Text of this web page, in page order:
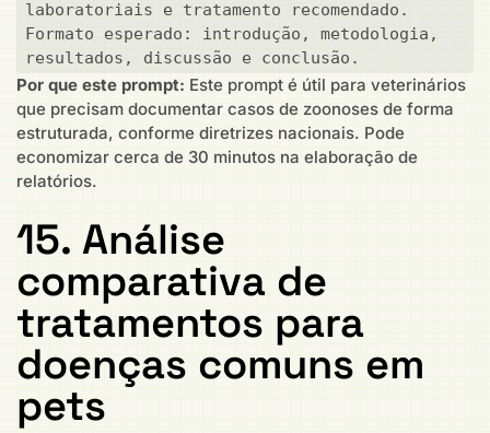
laboratoriais e tratamento recomendado.
Formato esperado: introdução, metodologia,
resultados, discussão e conclusão.
Por que este prompt: Este prompt é útil para veterinários
que precisam documentar casos de zoonoses de forma
estruturada, conforme diretrizes nacionais. Pode
economizar cerca de 30 minutos na elaboração de
relatórios.
15. Análise
comparativa de
tratamentos para
doenças comuns em
pets